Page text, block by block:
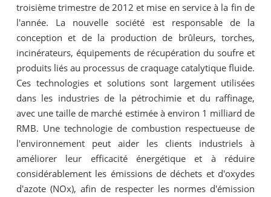
troisième trimestre de 2012 et mise en service à la fin de
l'année. La nouvelle société est responsable de la
conception et de la production de brûleurs, torches,
incinérateurs, équipements de récupération du soufre et
produits liés au processus de craquage catalytique fluide.
Ces technologies et solutions sont largement utilisées
dans les industries de la pétrochimie et du raffinage,
avec une taille de marché estimée à environ 1 milliard de
RMB. Une technologie de combustion respectueuse de
l'environnement peut aider les clients industriels à
améliorer leur efficacité énergétique et à réduire
considérablement les émissions de déchets et d'oxydes
d'azote (NOx), afin de respecter les normes d'émission